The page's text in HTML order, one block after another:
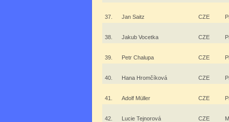
37. Jan Saitz CZE
38. Jakub Vocetka CZE
39. Petr Chalupa CZE
40. Hana Hromčíková CZE
41. Adolf Müller CZE
42. Lucie Tejnorová CZE